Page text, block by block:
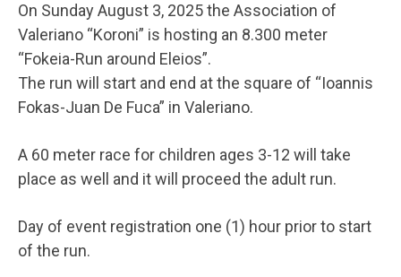
On Sunday August 3, 2025 the Association of
Valeriano “Koroni” is hosting an 8.300 meter
“Fokeia-Run around Eleios”.
The run will start and end at the square of “Ioannis
Fokas-Juan De Fuca” in Valeriano.
A 60 meter race for children ages 3-12 will take
place as well and it will proceed the adult run.
Day of event registration one (1) hour prior to start
of the run.